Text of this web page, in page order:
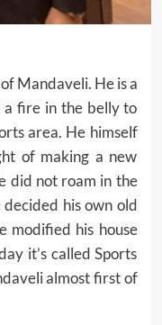
Mandaveli. He is a
a fire in the belly to
area. He himself
of making a new
did not roam in the
decided his own old
modified his house
it’s called Sports
almost first of